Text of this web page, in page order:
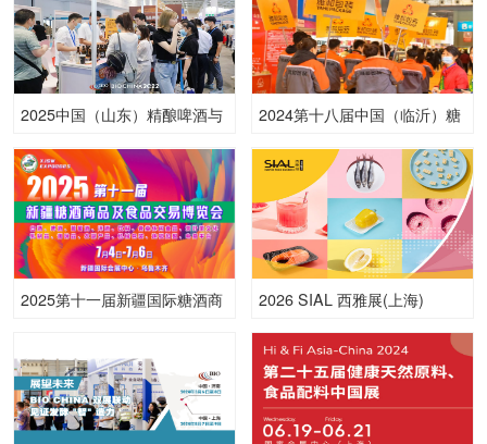
2025中国（山东）精酿啤酒与
2024第十八届中国（临沂）糖
2025第十一届新疆国际糖酒商
2026 SIAL 西雅展(上海)